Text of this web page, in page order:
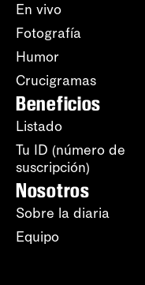
En vivo
Fotografía
Humor
Crucigramas
Beneficios
Listado
Tu ID (número de
suscripción)
Nosotros
Sobre la diaria
Equipo